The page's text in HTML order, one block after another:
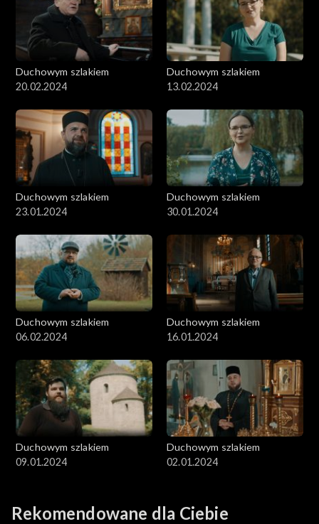
Duchowym szlakiem
20.02.2024
Duchowym szlakiem
13.02.2024
Duchowym szlakiem
23.01.2024
Duchowym szlakiem
30.01.2024
Duchowym szlakiem
06.02.2024
Duchowym szlakiem
16.01.2024
Duchowym szlakiem
09.01.2024
Duchowym szlakiem
02.01.2024
Rekomendowane dla Ciebie